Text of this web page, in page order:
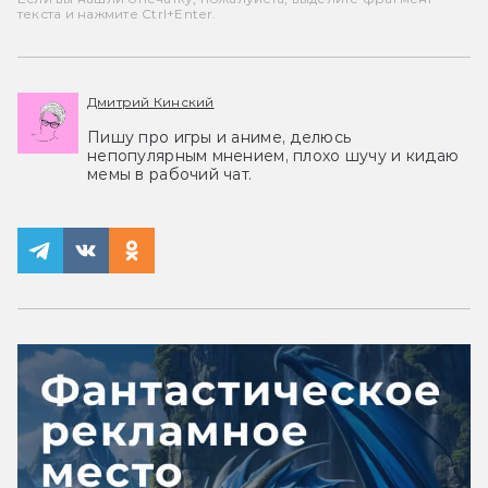
текста и нажмите Ctrl+Enter.
Дмитрий Кинский
Пишу про игры и аниме, делюсь
непопулярным мнением, плохо шучу и кидаю
мемы в рабочий чат.